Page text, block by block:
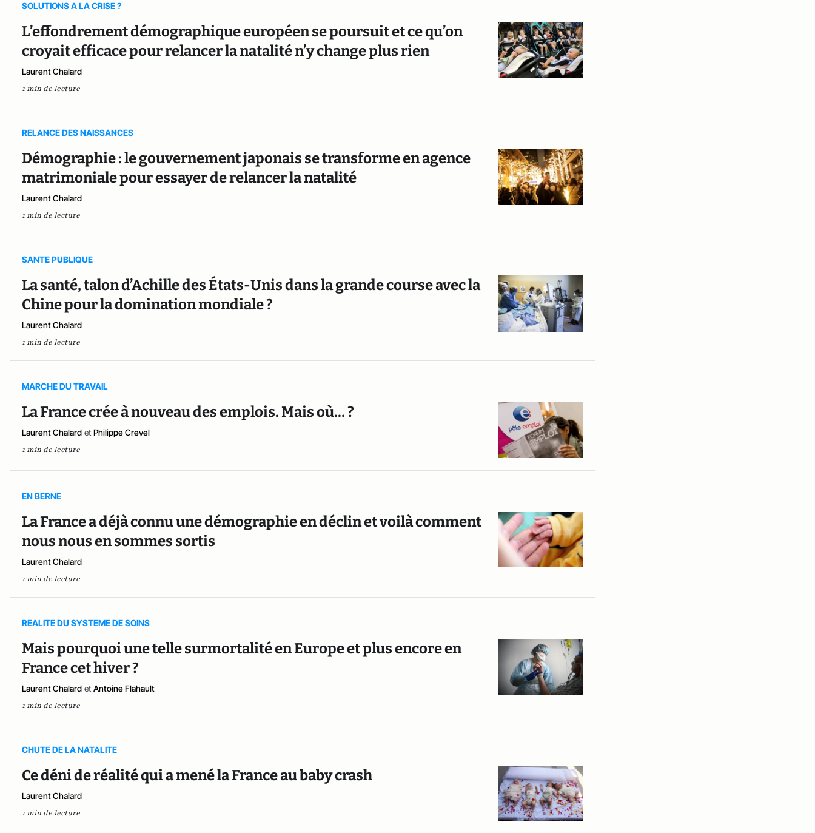
SOLUTIONS A LA CRISE ?
L’effondrement démographique européen se poursuit et ce qu’on
croyait efficace pour relancer la natalité n’y change plus rien
Laurent Chalard
1 min de lecture
RELANCE DES NAISSANCES
Démographie : le gouvernement japonais se transforme en agence
matrimoniale pour essayer de relancer la natalité
Laurent Chalard
1 min de lecture
SANTE PUBLIQUE
La santé, talon d’Achille des États-Unis dans la grande course avec la
Chine pour la domination mondiale ?
Laurent Chalard
1 min de lecture
MARCHE DU TRAVAIL
La France crée à nouveau des emplois. Mais où… ?
Laurent Chalard et Philippe Crevel
1 min de lecture
EN BERNE
La France a déjà connu une démographie en déclin et voilà comment
nous nous en sommes sortis
Laurent Chalard
1 min de lecture
REALITE DU SYSTEME DE SOINS
Mais pourquoi une telle surmortalité en Europe et plus encore en
France cet hiver ?
Laurent Chalard et Antoine Flahault
1 min de lecture
CHUTE DE LA NATALITE
Ce déni de réalité qui a mené la France au baby crash
Laurent Chalard
1 min de lecture